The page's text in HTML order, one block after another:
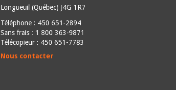
Longueuil (Québec) J4G 1R7
Téléphone : 450 651-2894
Sans frais : 1 800 363-9871
Télécopieur : 450 651-7783
Nous contacter